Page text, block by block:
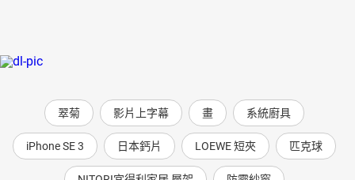
翠菊 影片上字幕 畫 系統廚具
iPhone SE 3 日本鈣片 LOEWE 短夾 匹克球